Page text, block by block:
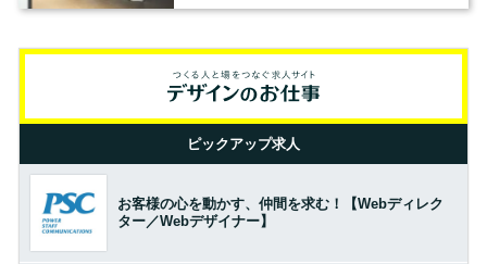
ピックアップ求人
お客様の心を動かす、仲間を求む！【Webディレク
ター／Webデザイナー】